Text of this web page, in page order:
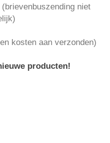
niet
kosten aan verzonden)
producten!